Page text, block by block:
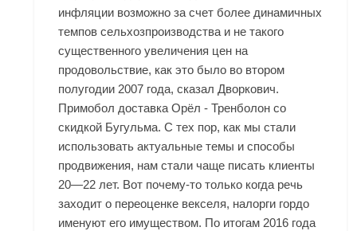
инфляции возможно за счет более динамичных
темпов сельхозпроизводства и не такого
существенного увеличения цен на
продовольствие, как это было во втором
полугодии 2007 года, сказал Дворкович.
Примобол доставка Орёл - Тренболон со
скидкой Бугульма. С тех пор, как мы стали
использовать актуальные темы и способы
продвижения, нам стали чаще писать клиенты
20—22 лет. Вот почему-то только когда речь
заходит о переоценке векселя, налорги гордо
именуют его имуществом. По итогам 2016 года